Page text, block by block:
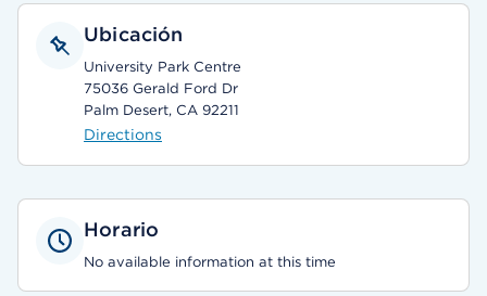
Ubicación
University Park Centre
75036 Gerald Ford Dr
Palm Desert, CA 92211
Directions
Horario
No available information at this time